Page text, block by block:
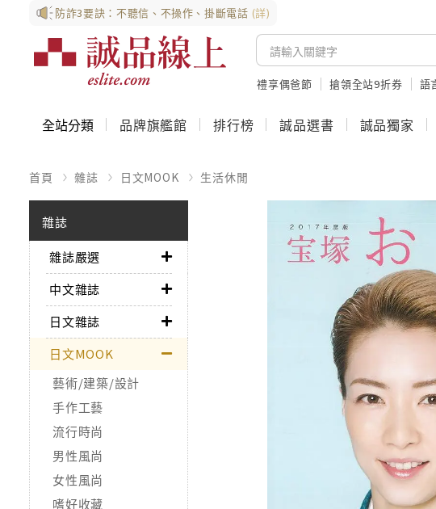
防詐3要訣：不聽信、不操作、掛斷電話 (詳)
禮享偶爸節 搶領全站9折券 語
全站分類 品牌旗艦館 排行榜 誠品選書 誠品獨家
首頁 雜誌 日文MOOK 生活休閒
雜誌
雜誌嚴選
中文雜誌
日文雜誌
日文MOOK
藝術/建築/設計
手作工藝
流行時尚
男性風尚
女性風尚
嗜好收藏